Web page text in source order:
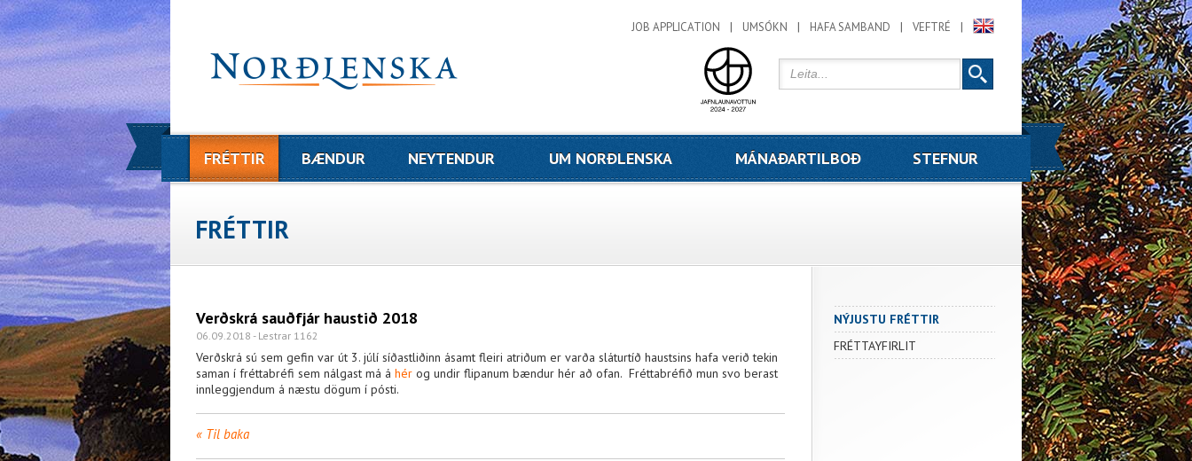
FRÉTTIR
Verðskrá sauðfjár haustið 2018
06.09.2018 - Lestrar 1162
Verðskrá sú sem gefin var út 3. júlí síðastliðinn ásamt fleiri atriðum er varða sláturtíð haustsins hafa verið tekin
saman í fréttabréfi sem nálgast má á hér og undir flipanum bændur hér að ofan. Fréttabréfið mun svo berast
innleggjendum á næstu dögum í pósti.
Til baka
FRÉTTIR BÆNDUR NEYTENDUR UM NORÐLENSKA MÁNAÐARTILBOÐ STEFNUR
NÝJUSTU FRÉTTIR
FRÉTTAYFIRLIT
JOB APPLICATION UMSÓKN HAFA SAMBAND VEFTRÉ